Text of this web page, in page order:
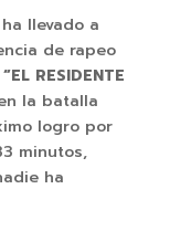
llevado a
de rapeo
“EL RESIDENTE
la batalla
logro por
minutos,
ha